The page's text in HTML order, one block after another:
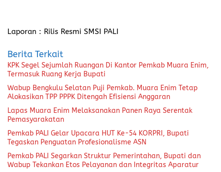
Laporan : Rilis Resmi SMSI PALI
Berita Terkait
KPK Segel Sejumlah Ruangan Di Kantor Pemkab Muara Enim,
Termasuk Ruang Kerja Bupati
Wabup Bengkulu Selatan Puji Pemkab. Muara Enim Tetap
Alokasikan TPP PPPK Ditengah Efisiensi Anggaran
Lapas Muara Enim Melaksanakan Panen Raya Serentak
Pemasyarakatan
Pemkab PALI Gelar Upacara HUT Ke-54 KORPRI, Bupati
Tegaskan Penguatan Profesionalisme ASN
Pemkab PALI Segarkan Struktur Pemerintahan, Bupati dan
Wabup Tekankan Etos Pelayanan dan Integritas Aparatur